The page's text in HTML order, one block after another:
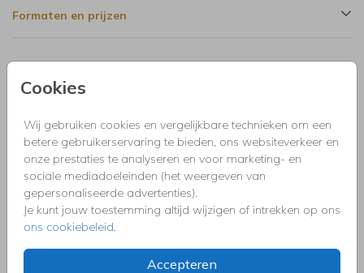
Cookies
Wij gebruiken cookies en vergelijkbare technieken om een
betere gebruikerservaring te bieden, ons websiteverkeer en
onze prestaties te analyseren en voor marketing- en
sociale mediadoeleinden (het weergeven van
gepersonaliseerde advertenties).
Je kunt jouw toestemming altijd wijzigen of intrekken op ons
ons cookiebeleid
Accepteren
Formaten en prijzen
Productinformatie
Omschrijving
U bent op zoek naar de perfecte uitnodiging voor een 30e
verjaardagsfeest met een foods and drinks thema? Zoek
niet verder! Onze uitnodiging verjaardag 30 jaar foods and
drinks hoogglans blauw is precies wat u nodig heeft. Met
moderne typografie in blauw en groen, is deze uitnodiging
stijlvol en trendy.
Toon meer